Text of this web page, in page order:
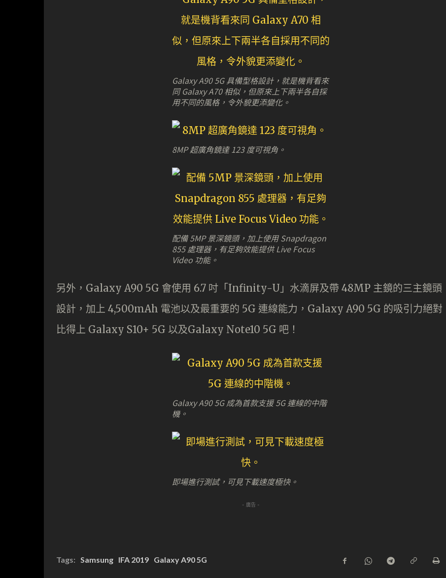
Galaxy A90 5G 具備型格設計，就是機背看來
同 Galaxy A70 相似，但原來上下兩半各自採
用不同的風格，令外貌更添變化。
8MP 超廣角鏡達 123 度可視角。
配備 5MP 景深鏡頭，加上使用 Snapdragon
855 處理器，有足夠效能提供 Live Focus
Video 功能。
另外，Galaxy A90 5G 會使用 6.7 吋「Infinity-U」水滴屏及帶 48MP 主鏡的三主鏡頭
設計，加上 4,500mAh 電池以及最重要的 5G 連線能力，Galaxy A90 5G 的吸引力絕對
比得上 Galaxy S10+ 5G 以及Galaxy Note10 5G 吧！
Galaxy A90 5G 成為首款支援 5G 連線的中階
機。
即場進行測試，可見下載速度極快。
- 廣告 -
Tags: Samsung IFA 2019 Galaxy A90 5G